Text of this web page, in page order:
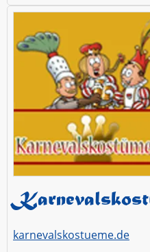
karnevalskostueme.de